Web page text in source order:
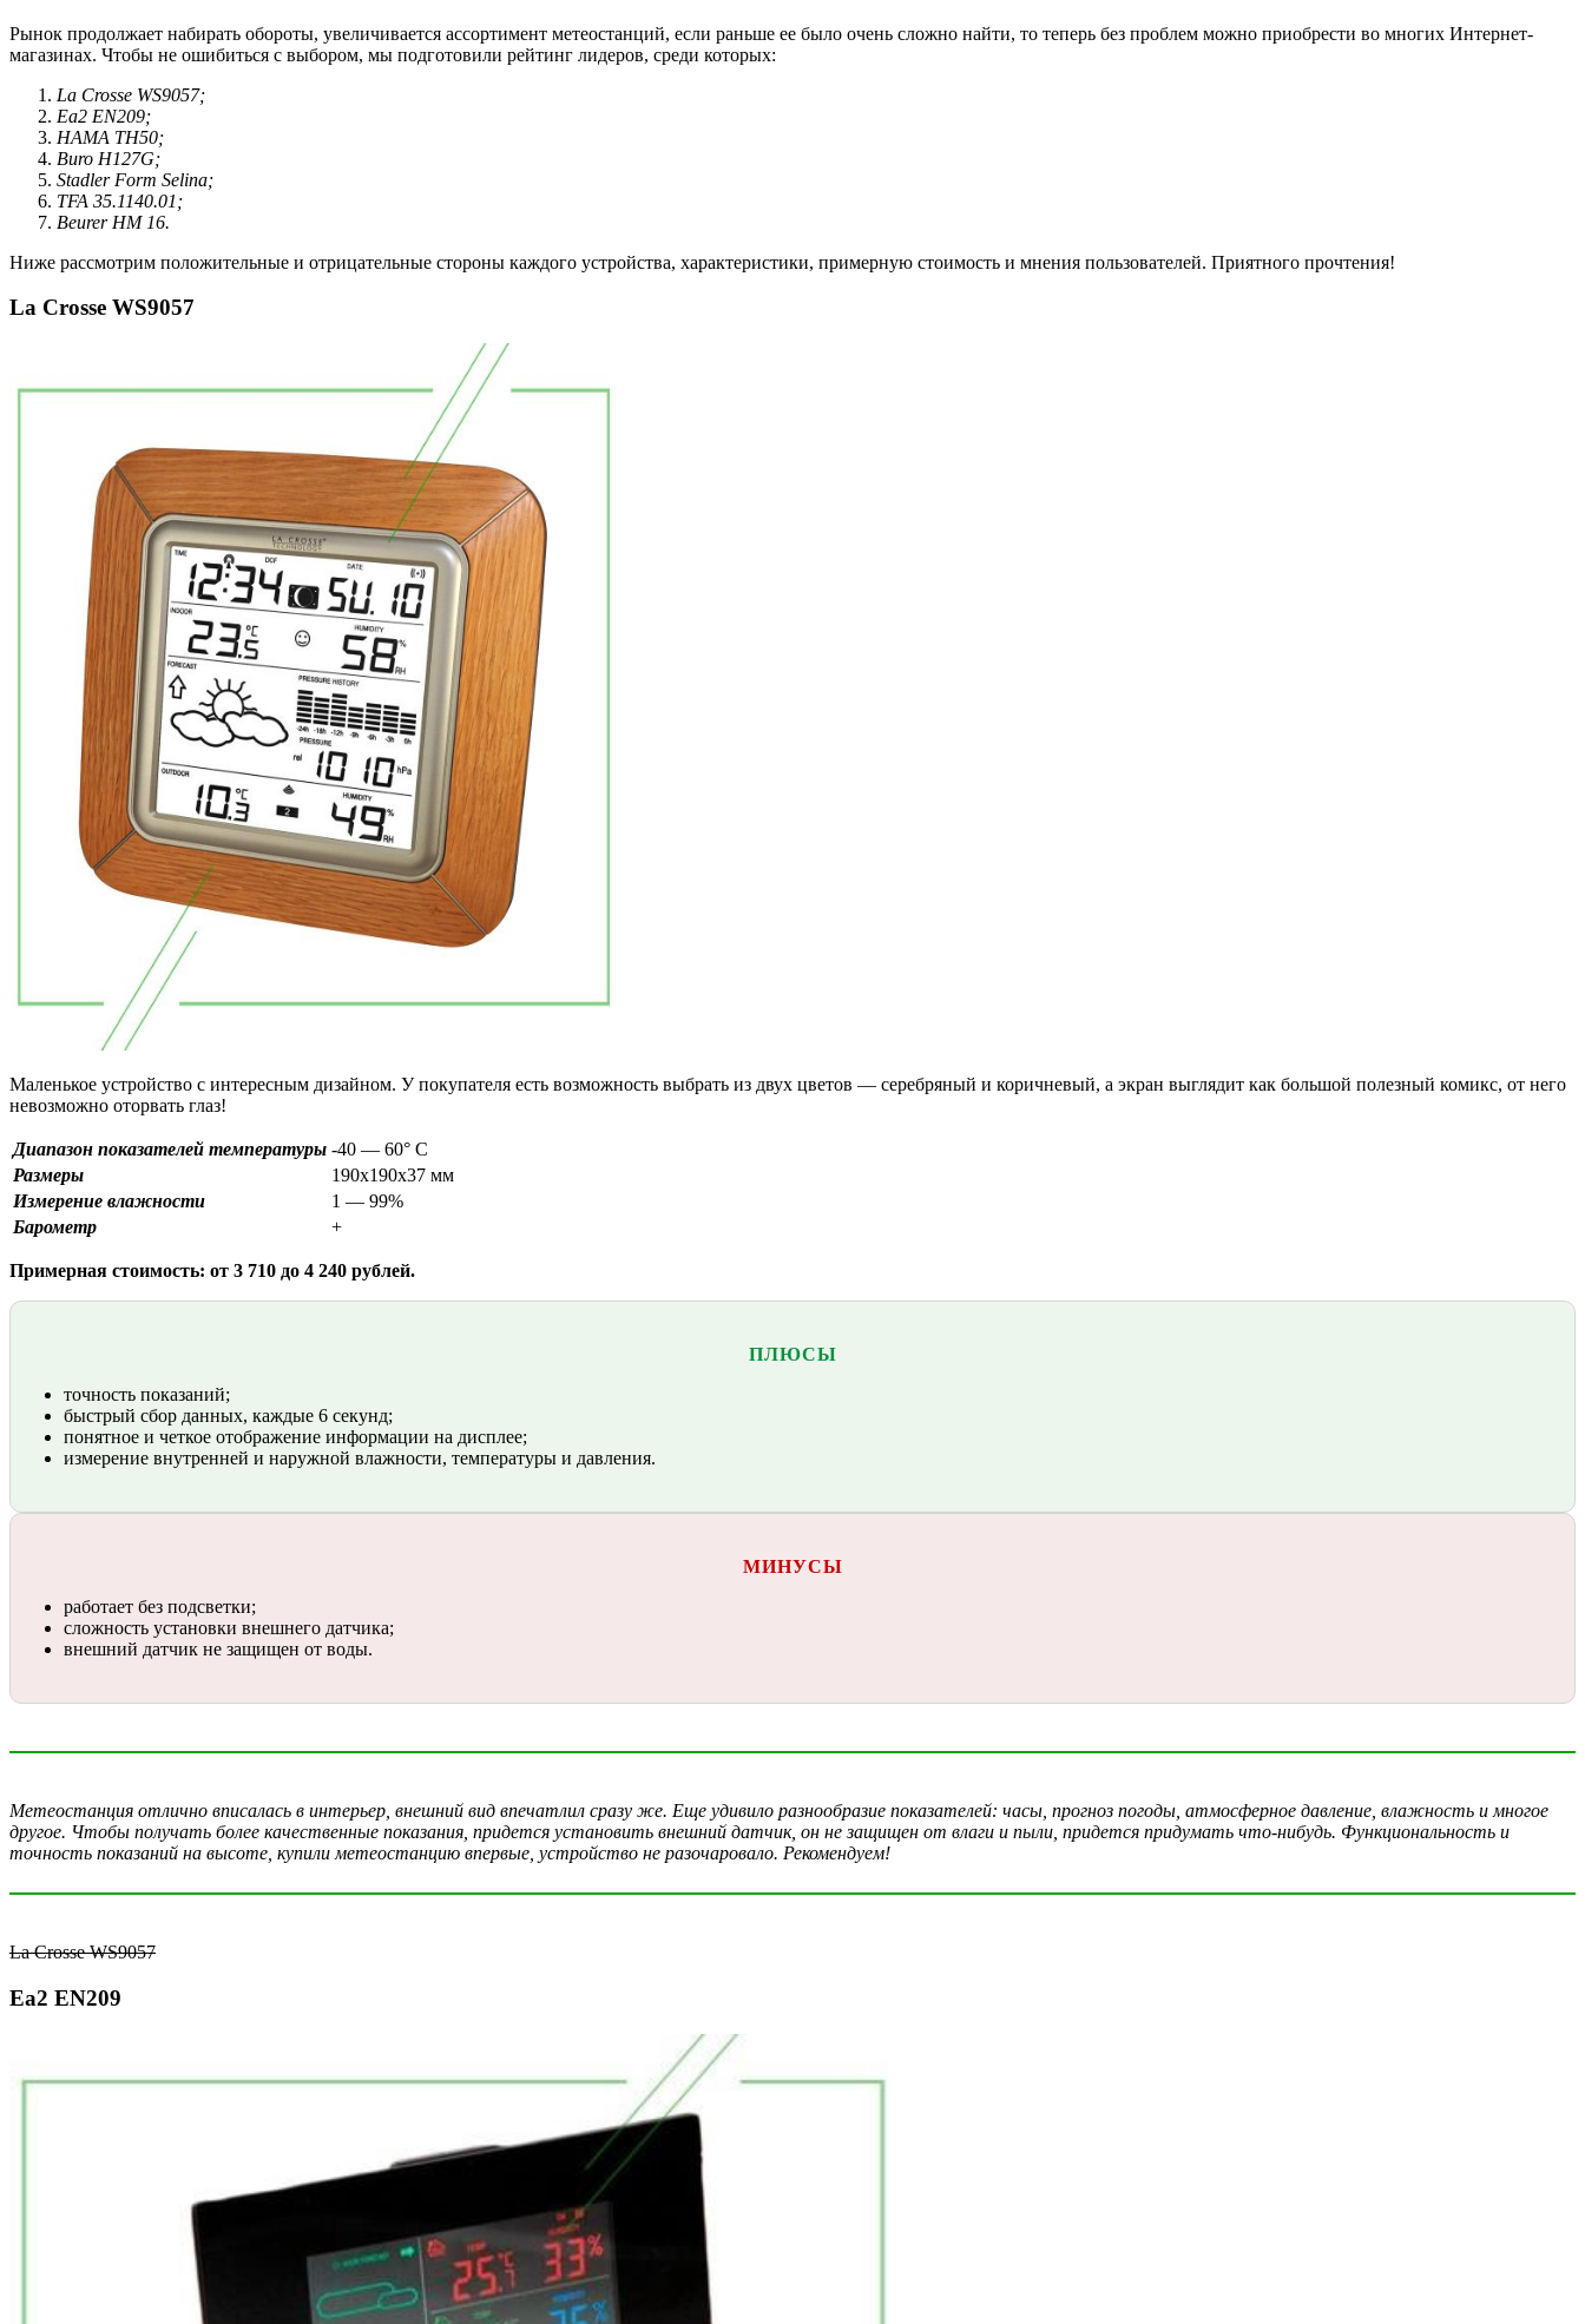
Рынок продолжает набирать обороты, увеличивается ассортимент метеостанций, если раньше ее было очень сложно найти, то теперь без проблем можно приобрести во многих Интернет-
магазинах. Чтобы не ошибиться с выбором, мы подготовили рейтинг лидеров, среди которых:
La Crosse WS9057;
Ea2 EN209;
HAMA TH50;
Buro H127G;
Stadler Form Selina;
TFA 35.1140.01;
Beurer HM 16.
Ниже рассмотрим положительные и отрицательные стороны каждого устройства, характеристики, примерную стоимость и мнения пользователей. Приятного прочтения!
La Crosse WS9057
Маленькое устройство с интересным дизайном. У покупателя есть возможность выбрать из двух цветов — серебряный и коричневый, а экран выглядит как большой полезный комикс, от него
невозможно оторвать глаз!
Диапазон показателей температуры -40 — 60° C
Размеры
190х190х37 мм
Измерение влажности
1 — 99%
Барометр
+
Примерная стоимость: от 3 710 до 4 240 рублей.
ПЛЮСЫ
точность показаний;
быстрый сбор данных, каждые 6 секунд;
понятное и четкое отображение информации на дисплее;
измерение внутренней и наружной влажности, температуры и давления.
МИНУСЫ
работает без подсветки;
сложность установки внешнего датчика;
внешний датчик не защищен от воды.
Метеостанция отлично вписалась в интерьер, внешний вид впечатлил сразу же. Еще удивило разнообразие показателей: часы, прогноз погоды, атмосферное давление, влажность и многое
другое. Чтобы получать более качественные показания, придется установить внешний датчик, он не защищен от влаги и пыли, придется придумать что-нибудь. Функциональность и
точность показаний на высоте, купили метеостанцию впервые, устройство не разочаровало. Рекомендуем!
La Crosse WS9057
Ea2 EN209